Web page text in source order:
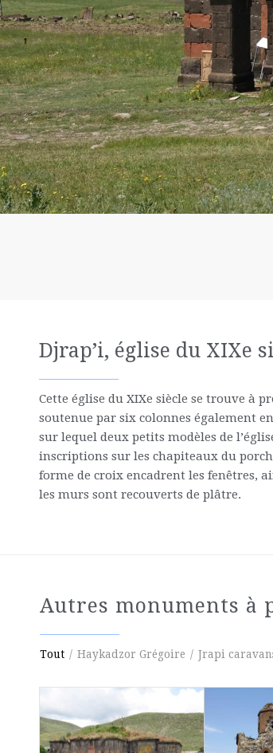
Djrap’i, église du XIXe
Cette église du XIXe siècle se trouve à
soutenue par six colonnes également
sur lequel deux petits modèles de
inscriptions sur les chapiteaux du
forme de croix encadrent les fenêtres,
les murs sont recouverts de plâtre.
Autres monuments à
Tout / Haykadzor Grégoire / Jrapi